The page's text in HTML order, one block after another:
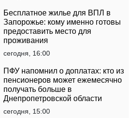
Бесплатное жилье для ВПЛ в
Запорожье: кому именно готовы
предоставить место для
проживания
сегодня, 16:00
ПФУ напомнил о доплатах: кто из
пенсионеров может ежемесячно
получать больше в
Днепропетровской области
сегодня, 15:00